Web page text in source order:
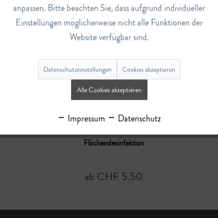
Bewertungen lesen, schreiben und diskutieren...mehr
Flächendesinfektion
ab CHF 5.50
anpassen. Bitte beachten Sie, dass aufgrund individueller
Einstellungen möglicherweise nicht alle Funktionen der
Website verfügbar sind.
Datenschutzeinstellungen Cookies akzeptieren
Alle Cookies akzeptieren
Impressum Datenschutz